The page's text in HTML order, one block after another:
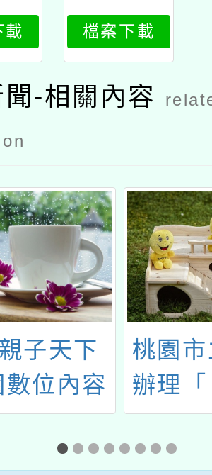
德
增
畫
載
學推動品德
教育教師增
能精進計畫
公文
檔案下載
-相關內容
子天下
數位內容
軟體」產
購清單
桃園
辦理
悟】
市立